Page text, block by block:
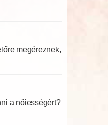
megéreznek,
a nőiességért?